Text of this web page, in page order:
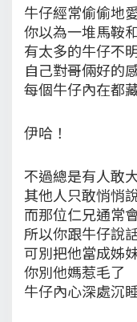
牛仔經常偷偷地
你以為一堆馬鞍
有太多的牛仔不
自己對哥倆好的
每個牛仔內在都
伊哈！
不過總是有人敢
其他人只敢悄悄
而那位仁兄通常
所以你跟牛仔說
可別把他當成姊
你別他媽惹毛了
牛仔內心深處沉